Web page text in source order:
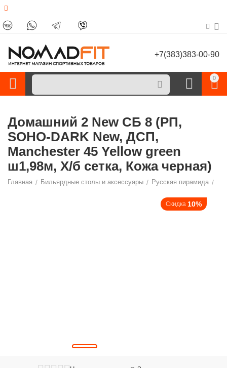
+7(383)383-00-90
0
Домашний 2 New СБ 8 (РП,
SOHO-DARK New, ДСП,
Manchester 45 Yellow green
ш1,98м, Х/б сетка, Кожа черная)
Главная / Бильярдные столы и аксессуары / Русская пирамида /
Скидка 10%